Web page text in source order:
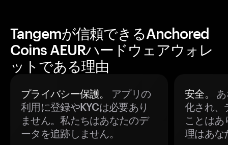
Tangemが信頼できるAnchored
Coins AEURハードウェアウォレ
ットである理由
プライバシー保護。
アプリの
利用に登録やKYCは必要あり
ません。私たちはあなたのデ
ータを追跡しません。
安全。
化され、
ことはあ
理はあな